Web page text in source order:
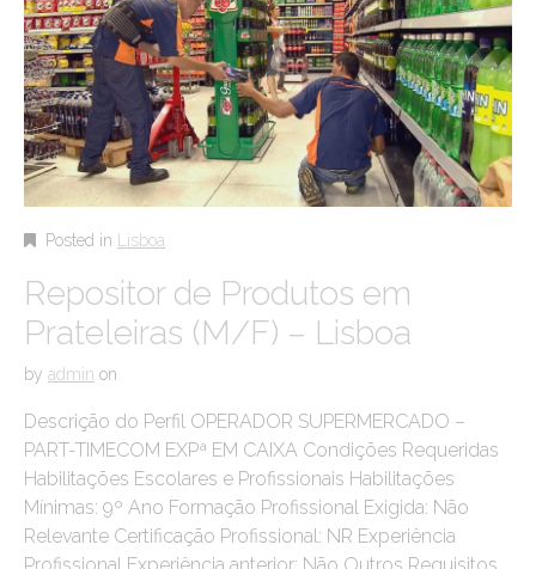
Posted in Lisboa
Repositor de Produtos em
Prateleiras (M/F) – Lisboa
by admin on
Descrição do Perfil OPERADOR SUPERMERCADO –
PART-TIMECOM EXPª EM CAIXA Condições Requeridas
Habilitações Escolares e Profissionais Habilitações
Mínimas: 9º Ano Formação Profissional Exigida: Não
Relevante Certificação Profissional: NR Experiência